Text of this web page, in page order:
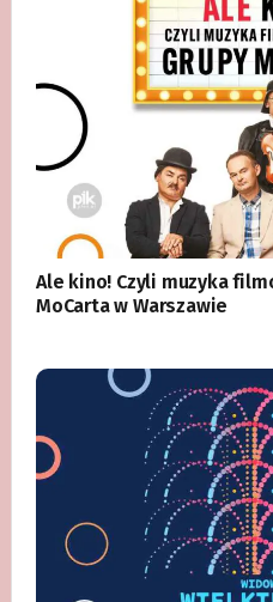
Ale kino! Czyli muzyka
MoCarta w Warszawie